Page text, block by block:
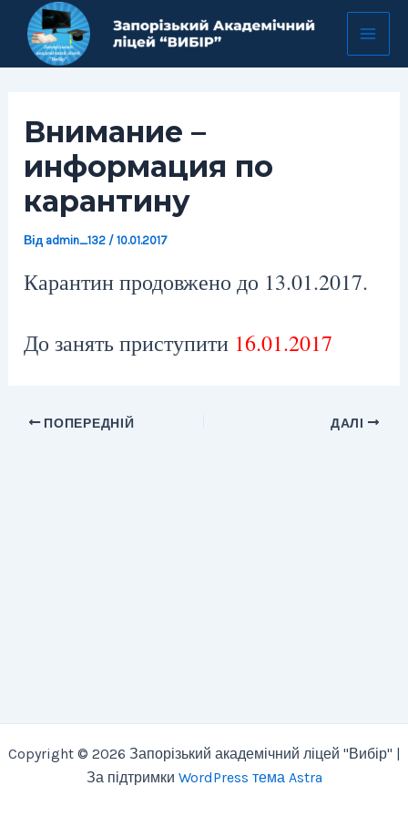
Перейти
вмісту
Внимание –
информация по
карантину
Від admin_132 /10.01.2017
Карантин продовжено до 13.01.2017.
До занять приступити 16.01.2017
Навігація
запису
ПОПЕРЕДНІЙ ДАЛІ
Copyright © 2026 Запорізький академічний ліцей "Вибір" |
За підтримки WordPress тема Astra